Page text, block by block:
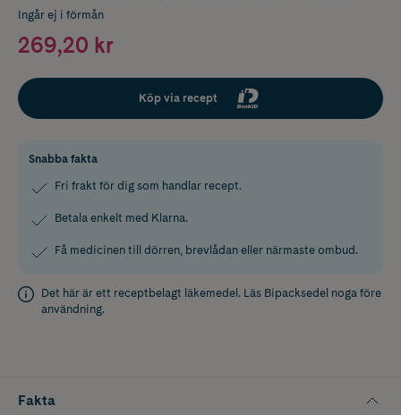
Ingår ej i förmån
269,20 kr
Köp via recept
Snabba fakta
Fri frakt för dig som handlar recept.
Betala enkelt med Klarna.
Få medicinen till dörren, brevlådan eller närmaste ombud.
Det här är ett receptbelagt läkemedel. Läs Bipacksedel noga före
användning.
Fakta